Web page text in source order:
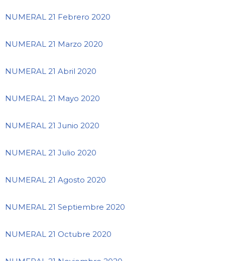
NUMERAL 21 Febrero 2020
NUMERAL 21 Marzo 2020
NUMERAL 21 Abril 2020
NUMERAL 21 Mayo 2020
NUMERAL 21 Junio 2020
NUMERAL 21 Julio 2020
NUMERAL 21 Agosto 2020
NUMERAL 21 Septiembre 2020
NUMERAL 21 Octubre 2020